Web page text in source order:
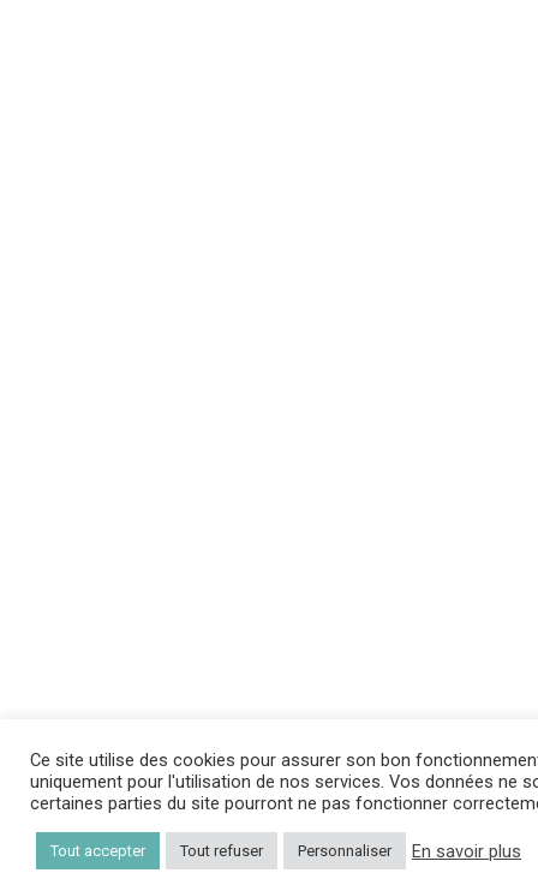
Ce site utilise des cookies pour assurer son bon
uniquement pour l'utilisation de nos services. Vos données ne
certaines parties du site pourront ne pas fonctionner
Tout accepter Tout refuser Personnaliser En savoir plus